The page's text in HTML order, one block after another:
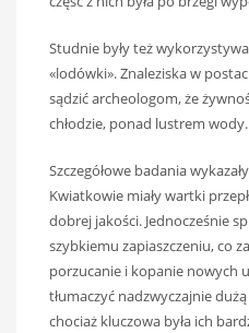
Studnie były też
«lodówki». Znaleziska w
sądzić archeologom, że
chłodzie, ponad lustrem wody.
Szczegółowe badania
Kwiatkowie miały wartki
dobrej jakości. Jednocześnie
szybkiemu zapiaszczeniu, co
porzucanie i kopanie nowych
tłumaczyć nadzwyczajnie
chociaż kluczowa była ich